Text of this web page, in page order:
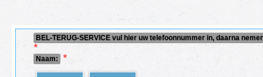
BEL-TERUG-SERVICE vul hier uw telefoonnummer in, daarna
*
Naam: *